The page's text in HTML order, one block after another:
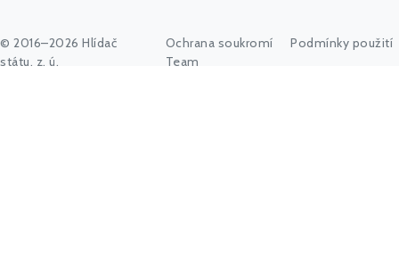
© 2016–2026 Hlídač
státu, z. ú.
Ochrana soukromí
Podmínky použití
Team